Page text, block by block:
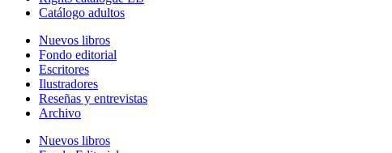
Catálogo adultos
Nuevos libros
Fondo editorial
Escritores
Ilustradores
Reseñas y entrevistas
Archivo
Nuevos libros